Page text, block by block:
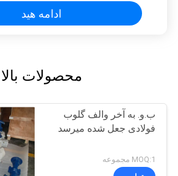
ادامه هید
محصولات بالا
ب.و. به آخر والف گلوب
فولادی جعل شده میرسد
MOQ:1 مجموعه